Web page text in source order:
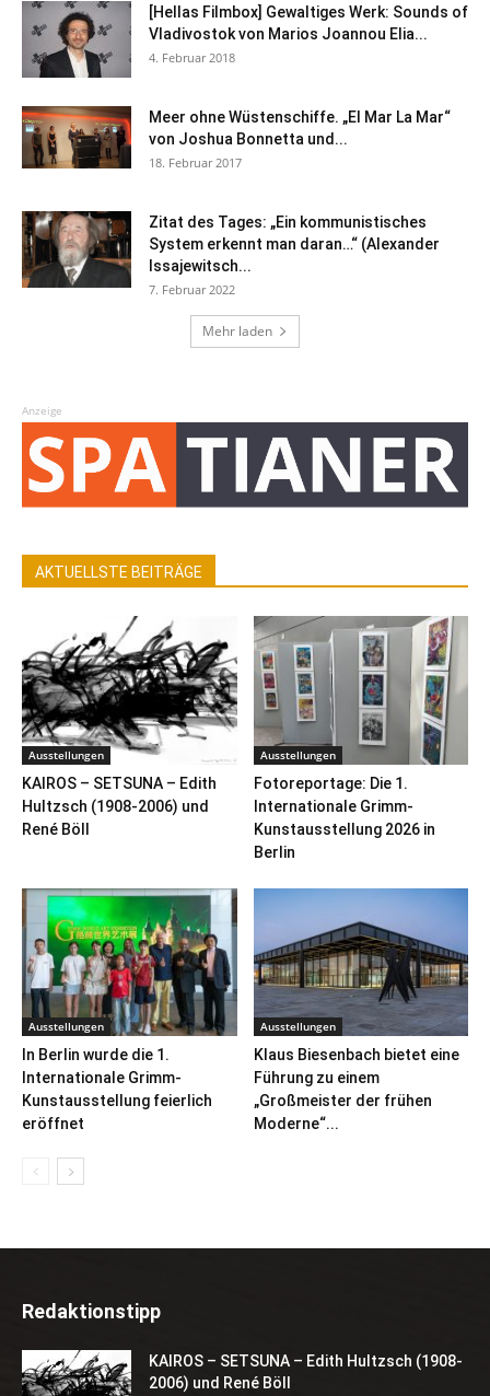
[Hellas Filmbox] Gewaltiges Werk: Sounds of
Vladivostok von Marios Joannou Elia...
4. Februar 2018
Meer ohne Wüstenschiffe. „El Mar La Mar“
von Joshua Bonnetta und...
18. Februar 2017
Zitat des Tages: „Ein kommunistisches
System erkennt man daran…“ (Alexander
Issajewitsch...
7. Februar 2022
Mehr laden
Anzeige
AKTUELLSTE BEITRÄGE
Ausstellungen
KAIROS – SETSUNA – Edith
Hultzsch (1908-2006) und
René Böll
Ausstellungen
Fotoreportage: Die 1.
Internationale Grimm-
Kunstausstellung 2026 in
Berlin
Ausstellungen
In Berlin wurde die 1.
Internationale Grimm-
Kunstausstellung feierlich
eröffnet
Ausstellungen
Klaus Biesenbach bietet eine
Führung zu einem
„Großmeister der frühen
Moderne“...
Redaktionstipp
KAIROS – SETSUNA – Edith Hultzsch (1908-
2006) und René Böll